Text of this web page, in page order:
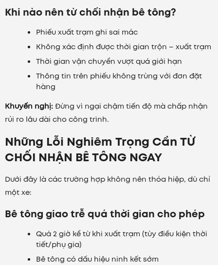
Khi nào nên từ chối nhận bê tông?
Phiếu xuất trạm ghi sai mác
Không xác định được thời gian trộn – xuất trạm
Thời gian vận chuyển vượt quá giới hạn
Thông tin trên phiếu không trùng với đơn đặt
hàng
Khuyến nghị:Đừng vì ngại chậm tiến độ mà chấp nhận
rủi ro lâu dài cho công trình.
Những Lỗi Nghiêm Trọng Cần TỪ
CHỐI NHẬN BÊ TÔNG NGAY
Dưới đây là các trường hợp không nên thỏa hiệp, dù chỉ
một xe:
Bê tông giao trễ quá thời gian cho phép
Quá 2 giờ kể từ khi xuất trạm (tùy điều kiện thời
tiết/phụ gia)
Bê tông có dấu hiệu ninh kết sớm